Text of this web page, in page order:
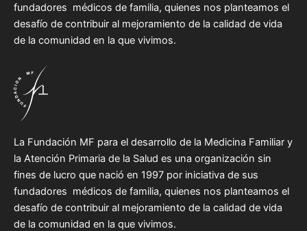
fundadores médicos de familia, quienes nos planteamos el
desafío de contribuir al mejoramiento de la calidad de vida
de la comunidad en la que vivimos.
La Fundación MF para el desarrollo de la Medicina Familiar y
la Atención Primaria de la Salud es una organización sin
fines de lucro que nació en 1997 por iniciativa de sus
fundadores médicos de familia, quienes nos planteamos el
desafío de contribuir al mejoramiento de la calidad de vida
de la comunidad en la que vivimos.